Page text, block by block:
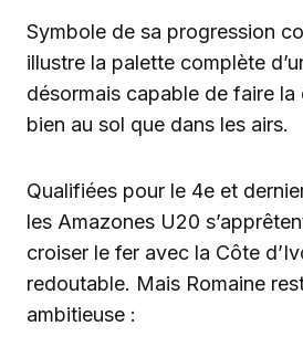
Symbole de sa progression
illustre la palette complète
désormais capable de faire la
bien au sol que dans les airs.
Qualifiées pour le 4e et
les Amazones U20
croiser le fer avec la Côte
redoutable. Mais Romaine
ambitieuse :